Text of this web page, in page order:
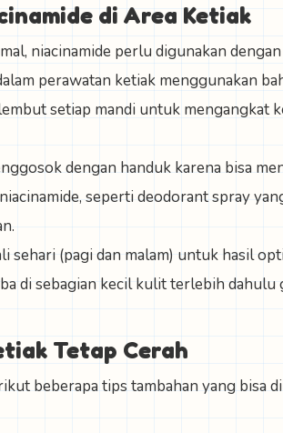
di Area Ketiak
niacinamide perlu digunakan
perawatan ketiak menggunakan
setiap mandi untuk mengangkat
dengan handuk karena bisa
seperti deodorant spray
sehari (pagi dan malam) untuk hasil
di sebagian kecil kulit terlebih dahulu
Tetap Cerah
beberapa tips tambahan yang bisa